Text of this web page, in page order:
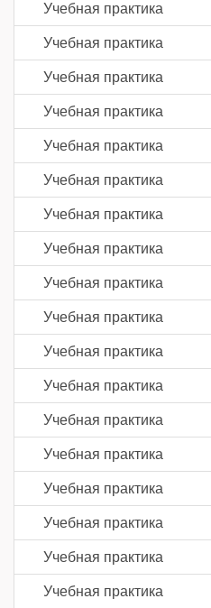
Учебная практика
Учебная практика
Учебная практика
Учебная практика
Учебная практика
Учебная практика
Учебная практика
Учебная практика
Учебная практика
Учебная практика
Учебная практика
Учебная практика
Учебная практика
Учебная практика
Учебная практика
Учебная практика
Учебная практика
Учебная практика